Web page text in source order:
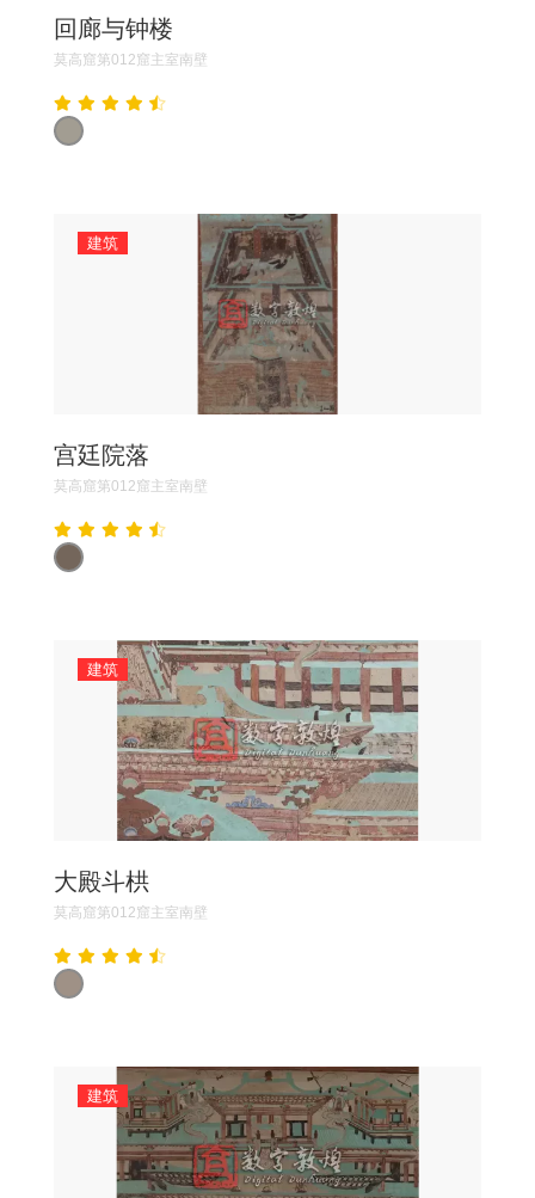
回廊与钟楼
莫高窟第012窟主室南壁
建筑
宫廷院落
莫高窟第012窟主室南壁
建筑
大殿斗栱
莫高窟第012窟主室南壁
建筑